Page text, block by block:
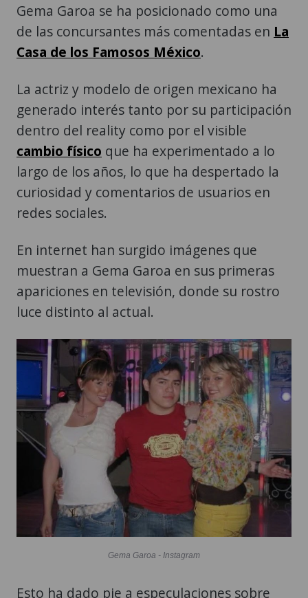
Gema Garoa se ha posicionado como una
de las concursantes más comentadas en La
Casa de los Famosos México.
La actriz y modelo de origen mexicano ha
generado interés tanto por su participación
dentro del reality como por el visible
cambio físico que ha experimentado a lo
largo de los años, lo que ha despertado la
curiosidad y comentarios de usuarios en
redes sociales.
En internet han surgido imágenes que
muestran a Gema Garoa en sus primeras
apariciones en televisión, donde su rostro
luce distinto al actual.
Gema Garoa - Instagram
Esto ha dado pie a especulaciones sobre